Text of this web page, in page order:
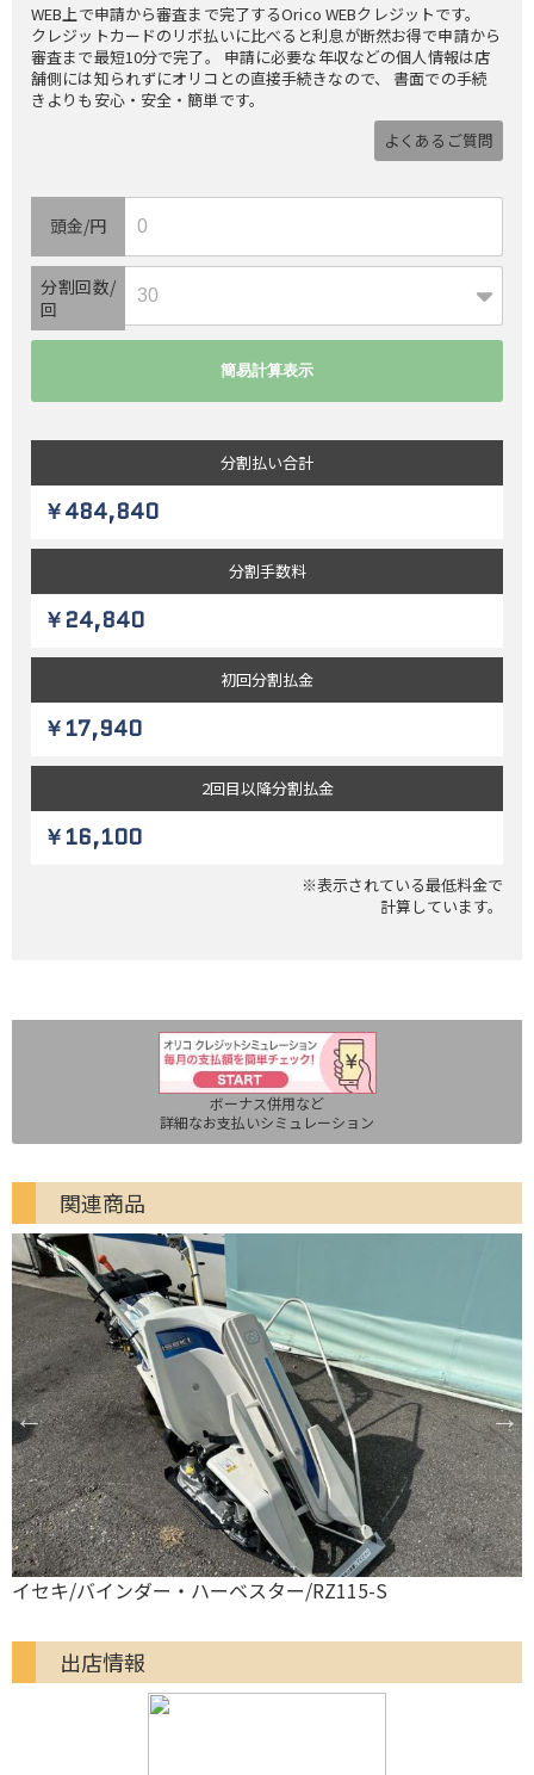
WEB上で申請から審査まで完了するOrico WEBクレジットです。
クレジットカードのリボ払いに比べると利息が断然お得で申請から
審査まで最短10分で完了。 申請に必要な年収などの個人情報は店
舗側には知られずにオリコとの直接手続きなので、 書面での手続
きよりも安心・安全・簡単です。
よくあるご質問
頭金/円
分割回数/
回
分割払い合計
￥484,840
分割手数料
￥24,840
初回分割払金
￥17,940
2回目以降分割払金
￥16,100
※表示されている最低料金で
計算しています。
ボーナス併用など
詳細なお支払いシミュレーション
関連商品
イセキ/バインダー・ハーベスター/RZ115-S
出店情報